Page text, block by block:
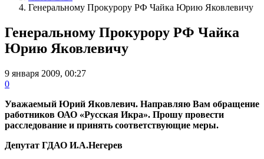
Генеральному Прокурору РФ Чайка Юрию Яковлевичу
Генеральному Прокурору РФ Чайка
Юрию Яковлевичу
9 января 2009, 00:27
0
Уважаемый Юрий Яковлевич. Направляю Вам обращение
работников ОАО «Русская Икра». Прошу провести
расследование и принять соответствующие меры.
Депутат ГДАО И.А.Негерев